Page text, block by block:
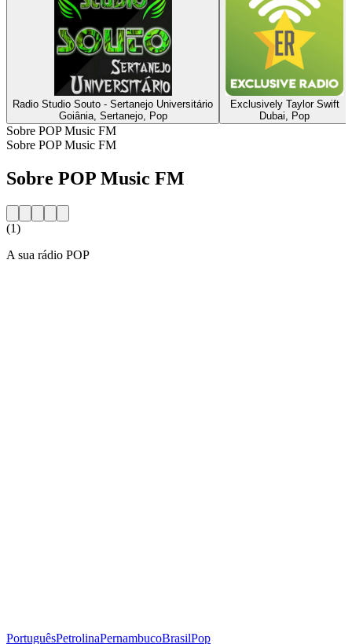
Radio Studio Souto - Sertanejo Universitário
Goiânia, Sertanejo, Pop
Exclusively Taylor Swift
Dubai, Pop
Sobre POP Music FM
Sobre POP Music FM
Sobre POP Music FM
(1)
A sua rádio POP
PortuguêsPetrolinaPernambucoBrasilPop